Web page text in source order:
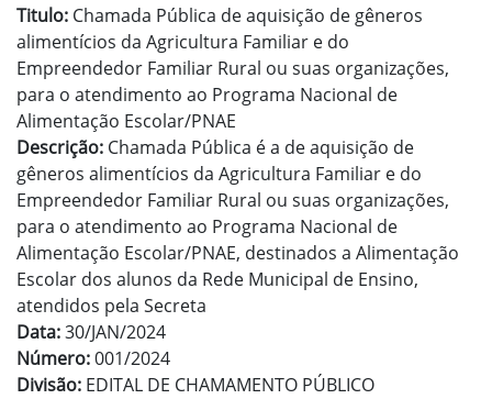
Titulo: Chamada Pública de aquisição de gêneros
alimentícios da Agricultura Familiar e do
Empreendedor Familiar Rural ou suas organizações,
para o atendimento ao Programa Nacional de
Alimentação Escolar/PNAE
Descrição: Chamada Pública é a de aquisição de
gêneros alimentícios da Agricultura Familiar e do
Empreendedor Familiar Rural ou suas organizações,
para o atendimento ao Programa Nacional de
Alimentação Escolar/PNAE, destinados a Alimentação
Escolar dos alunos da Rede Municipal de Ensino,
atendidos pela Secreta
Data:30/JAN/2024
Número:001/2024
Divisão: EDITAL DE CHAMAMENTO PÚBLICO